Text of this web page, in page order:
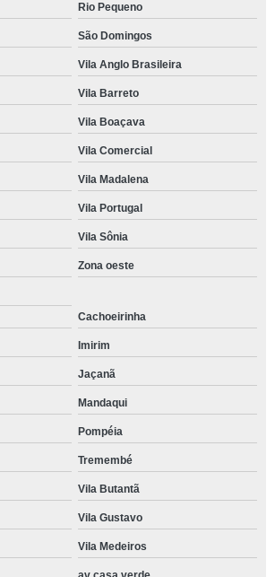
Rio Pequeno
São Domingos
Vila Anglo Brasileira
Vila Barreto
Vila Boaçava
Vila Comercial
Vila Madalena
Vila Portugal
Vila Sônia
Zona oeste
Cachoeirinha
Imirim
Jaçanã
Mandaqui
Pompéia
Tremembé
Vila Butantã
Vila Gustavo
Vila Medeiros